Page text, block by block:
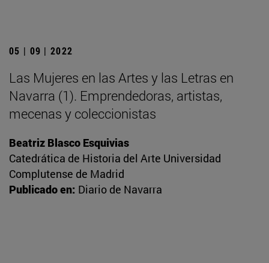
05 | 09 | 2022
Las Mujeres en las Artes y las Letras en
Navarra (1). Emprendedoras, artistas,
mecenas y coleccionistas
Beatriz Blasco Esquivias
Catedrática de Historia del Arte Universidad
Complutense de Madrid
Publicado en: Diario de Navarra